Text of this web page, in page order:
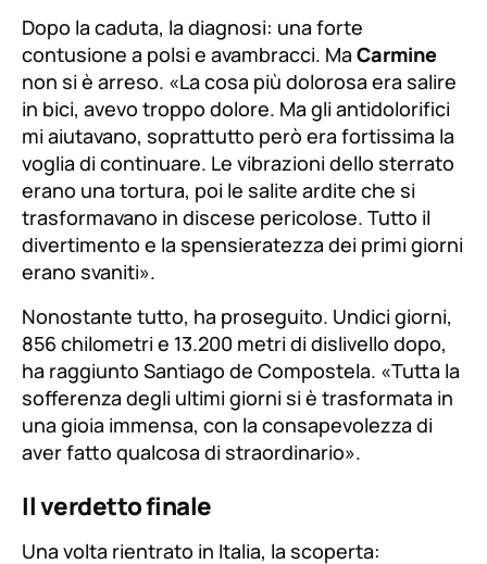
Dopo la caduta, la diagnosi: una forte
contusione a polsi e avambracci. Ma Carmine
non si è arreso. «La cosa più dolorosa era salire
in bici, avevo troppo dolore. Ma gli antidolorifici
mi aiutavano, soprattutto però era fortissima la
voglia di continuare. Le vibrazioni dello sterrato
erano una tortura, poi le salite ardite che si
trasformavano in discese pericolose. Tutto il
divertimento e la spensieratezza dei primi giorni
erano svaniti».
Nonostante tutto, ha proseguito. Undici giorni,
856 chilometri e 13.200 metri di dislivello dopo,
ha raggiunto Santiago de Compostela. «Tutta la
sofferenza degli ultimi giorni si è trasformata in
una gioia immensa, con la consapevolezza di
aver fatto qualcosa di straordinario».
Il verdetto finale
Una volta rientrato in Italia, la scoperta: